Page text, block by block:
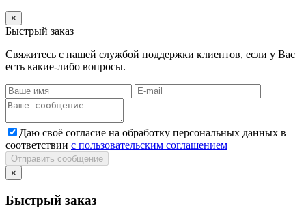
×
Быстрый заказ
Свяжитесь с нашей службой поддержки клиентов, если у Вас
есть какие-либо вопросы.
Даю своё согласие на обработку персональных данных в
соответствии с пользовательским соглашением
Отправить сообщение
×
Быстрый заказ